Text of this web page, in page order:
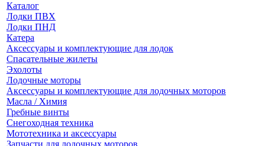
Каталог
Лодки ПВХ
Лодки ПНД
Катера
Аксессуары и комплектующие для лодок
Спасательные жилеты
Эхолоты
Лодочные моторы
Аксессуары и комплектующие для лодочных моторов
Масла / Химия
Гребные винты
Снегоходная техника
Мототехника и аксессуары
Запчасти для лодочных моторов